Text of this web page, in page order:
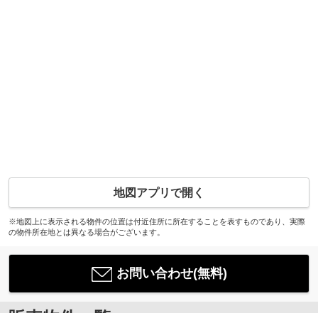
地図アプリで開く
※地図上に表示される物件の位置は付近住所に所在することを表すものであり、実際
の物件所在地とは異なる場合がございます。
お問い合わせ(無料)